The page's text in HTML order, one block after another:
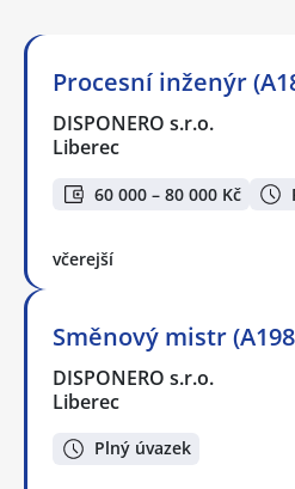
Procesní inženýr
DISPONERO s.r.o.
Liberec
60 000 – 80 000 Kč
včerejší
Směnový mistr
DISPONERO s.r.o.
Liberec
Plný úvazek